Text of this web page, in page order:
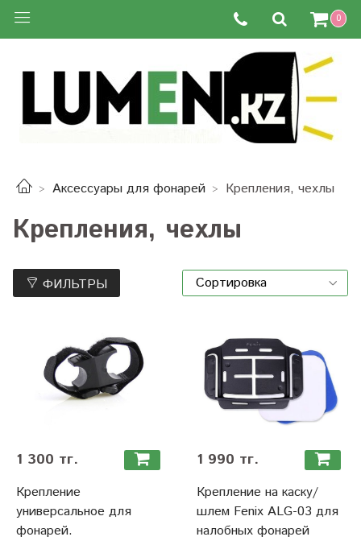
0
Аксессуары для фонарей Крепления, чехлы
Крепления, чехлы
ФИЛЬТРЫ
1 300 тг.
Крепление
универсальное для
фонарей.
1 990 тг.
Крепление на каску/
шлем Fenix ALG-03 для
налобных фонарей